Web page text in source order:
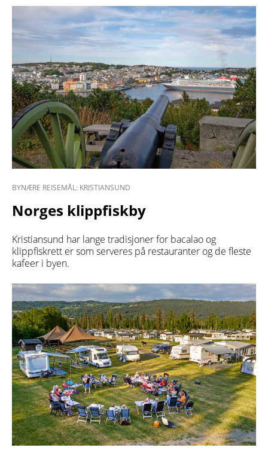
BYNÆRE REISEMÅL: KRISTIANSUND
Norges klippfiskby
Kristiansund har lange tradisjoner for bacalao og
klippfiskrett er som serveres på restauranter og de fleste
kafeer i byen.